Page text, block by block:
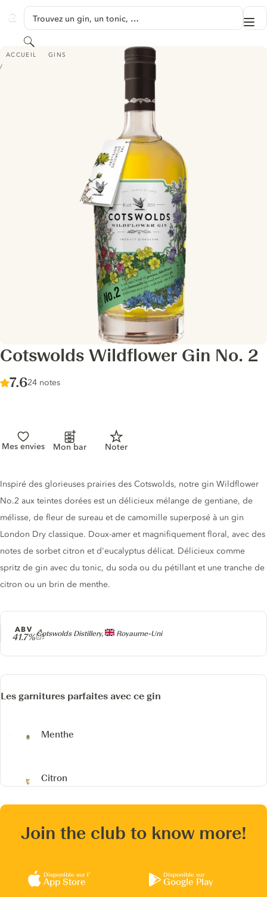
GINVENTORY
Trouvez un gin, un tonic, …
Rechercher
ACCUEIL GINS
COTSWOLDS WILDFLOWER GIN NO. 2
Cotswolds Wildflower Gin No. 2
Score :
7.6/ 10
24 notes
Mes envies Mon bar Noter
Producteur
Cotswolds Distillery, Royaume-Uni
ABV
41.7%
Description du gin
Inspiré des glorieuses prairies des Cotswolds, notre gin Wildflower
No.2 aux teintes dorées est un délicieux mélange de gentiane, de
mélisse, de fleur de sureau et de camomille superposé à un gin
London Dry classique. Doux-amer et magnifiquement floral, avec des
notes de sorbet citron et d'eucalyptus délicat. Délicieux comme
spritz de gin avec du tonic, du soda ou du pétillant et une tranche de
citron ou un brin de menthe.
Les garnitures parfaites avec ce gin
Menthe
Citron
Join the club to know more!
Disponible sur l’
App Store
Disponible sur
Google Play